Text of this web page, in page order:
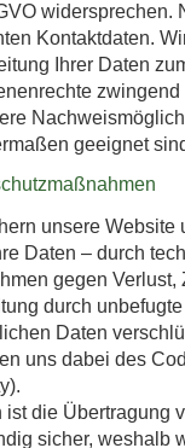
widersprechen.
Kontaktdaten.
Ihrer Daten
geeignet
unsere Website
Daten – durch
gegen
durch
Daten
uns dabei des
ist die Übertragung
sicher, weshalb